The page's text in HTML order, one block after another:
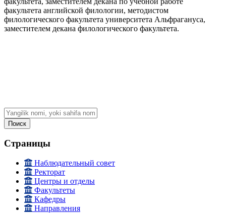
факультета английской филологии, методистом
филологического факультета университета Альфрагануса,
заместителем декана филологического факультета.
Поиск
Страницы
Наблюдательный совет
Ректорат
Центры и отделы
Факультеты
Кафедры
Направления